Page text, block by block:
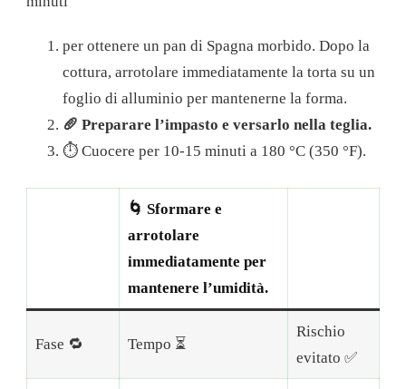
per ottenere un pan di Spagna morbido. Dopo la
cottura, arrotolare immediatamente la torta su un
foglio di alluminio per mantenerne la forma.
🥖 Preparare l’impasto e versarlo nella teglia.
⏱ Cuocere per 10-15 minuti a 180 °C (350 °F).
🌀 Sformare e
arrotolare
immediatamente per
mantenere l’umidità.
Fase 🔁 Tempo ⏳
Rischio
evitato ✅